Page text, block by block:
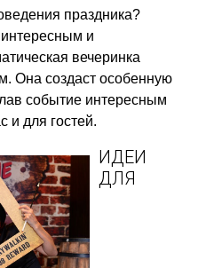
праздника?
интересным и
вечеринка
Она создаст особенную
событие интересным
и для гостей.
ИДЕИ
ДЛЯ